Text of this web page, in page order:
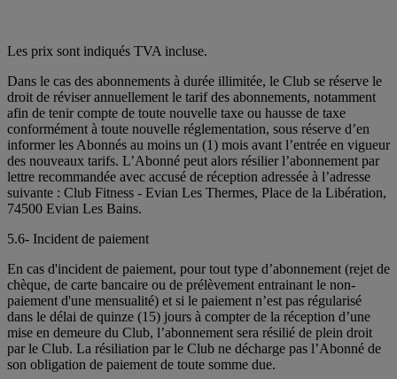
Les prix sont indiqués TVA incluse.
Dans le cas des abonnements à durée illimitée, le Club se réserve le
droit de réviser annuellement le tarif des abonnements, notamment
afin de tenir compte de toute nouvelle taxe ou hausse de taxe
conformément à toute nouvelle réglementation, sous réserve d’en
informer les Abonnés au moins un (1) mois avant l’entrée en vigueur
des nouveaux tarifs. L’Abonné peut alors résilier l’abonnement par
lettre recommandée avec accusé de réception adressée à l’adresse
suivante : Club Fitness - Evian Les Thermes, Place de la Libération,
74500 Evian Les Bains.
5.6- Incident de paiement
En cas d'incident de paiement, pour tout type d’abonnement (rejet de
chèque, de carte bancaire ou de prélèvement entrainant le non-
paiement d'une mensualité) et si le paiement n’est pas régularisé
dans le délai de quinze (15) jours à compter de la réception d’une
mise en demeure du Club, l’abonnement sera résilié de plein droit
par le Club. La résiliation par le Club ne décharge pas l’Abonné de
son obligation de paiement de toute somme due.